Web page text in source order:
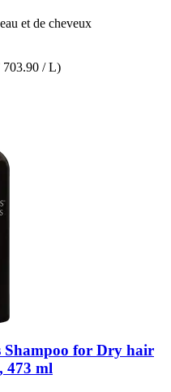
et de cheveux
/ L)
Shampoo for Dry hair
473 ml